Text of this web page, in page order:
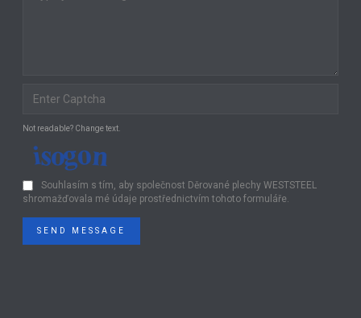
Not readable? Change text.
Souhlasím s tím, aby společnost Děrované plechy WESTSTEEL
shromažďovala mé údaje prostřednictvím tohoto formuláře.
SEND MESSAGE